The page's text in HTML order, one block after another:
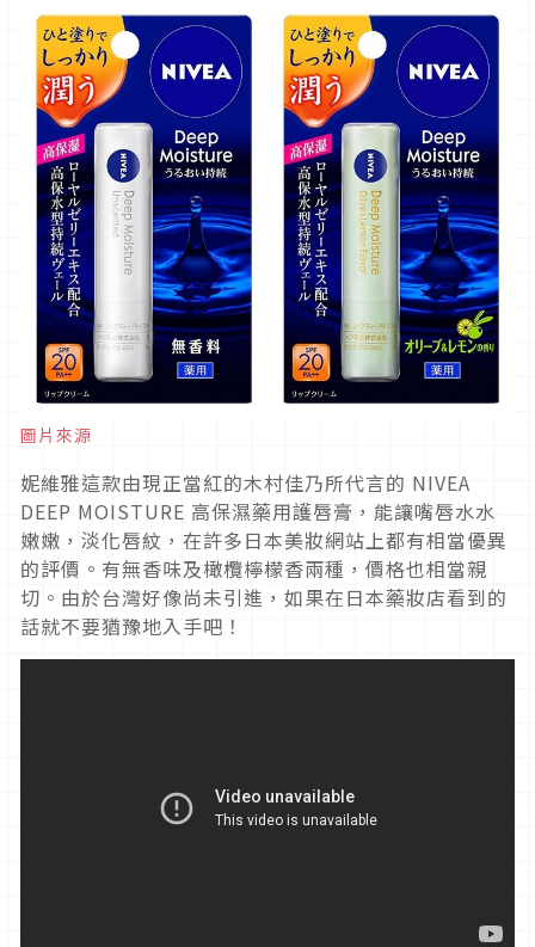
圖片來源
妮維雅這款由現正當紅的木村佳乃所代言的 NIVEA
DEEP MOISTURE 高保濕藥用護唇膏，能讓嘴唇水水
嫩嫩，淡化唇紋，在許多日本美妝網站上都有相當優異
的評價。有無香味及橄欖檸檬香兩種，價格也相當親
切。由於台灣好像尚未引進，如果在日本藥妝店看到的
話就不要猶豫地入手吧！